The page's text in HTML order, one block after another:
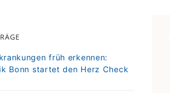
früh erkennen:
Bonn startet den Herz Check